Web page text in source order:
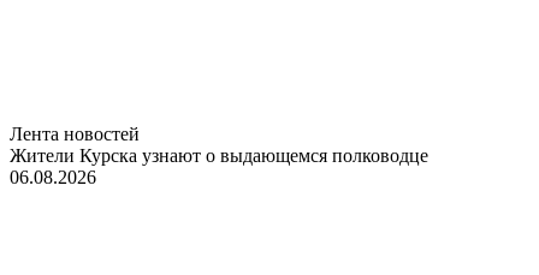
Лента новостей
Жители Курска узнают о выдающемся полководце
06.08.2026